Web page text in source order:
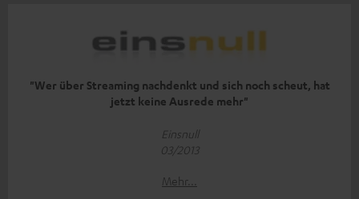
"Wer über Streaming nachdenkt und sich noch scheut, hat
jetzt keine Ausrede mehr"
Einsnull
03/2013
Mehr...